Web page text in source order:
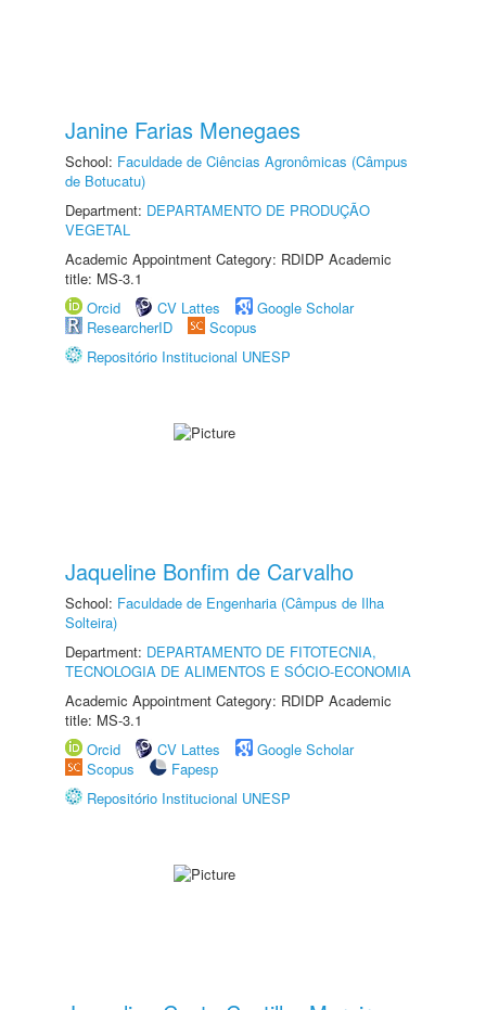
Janine Farias Menegaes
School: Faculdade de Ciências Agronômicas (Câmpus
de Botucatu)
Department: DEPARTAMENTO DE PRODUÇÃO
VEGETAL
Academic Appointment Category: RDIDP Academic
title: MS-3.1
Orcid
CV Lattes
Google Scholar
ResearcherID
Scopus
Repositório Institucional UNESP
Jaqueline Bonfim de Carvalho
School: Faculdade de Engenharia (Câmpus de Ilha
Solteira)
Department: DEPARTAMENTO DE FITOTECNIA,
TECNOLOGIA DE ALIMENTOS E SÓCIO-ECONOMIA
Academic Appointment Category: RDIDP Academic
title: MS-3.1
Orcid
CV Lattes
Google Scholar
Scopus
Fapesp
Repositório Institucional UNESP